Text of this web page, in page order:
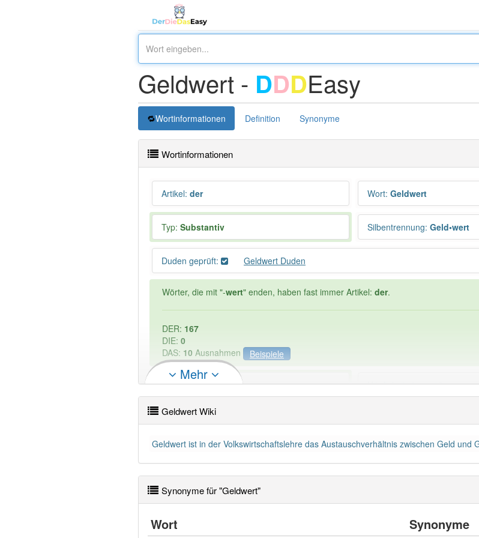
Geldwert - DDDEasy
Wortinformationen Definition Synonyme
Wortinformationen
Artikel: der Wort: Geldwert
Typ: Substantiv Silbentrennung: Geld•wert
Duden geprüft: Geldwert Duden
Wörter, die mit "-wert" enden, haben fast immer Artikel: der.
DER: 167
DIE: 0
DAS: 10 Ausnahmen Beispiele
PowerIndex:13 Häufigkeit: 4 von 10
Wörter mit Endung
Mehr
Geldwert Wiki
Geldwert ist in der Volkswirtschaftslehre das Austauschverhältnis zwischen Geld und
Synonyme für "Geldwert"
Wort Synonyme